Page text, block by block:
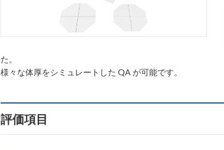
た。
様々な体厚をシミュレートした QA が可能です。
評価項目